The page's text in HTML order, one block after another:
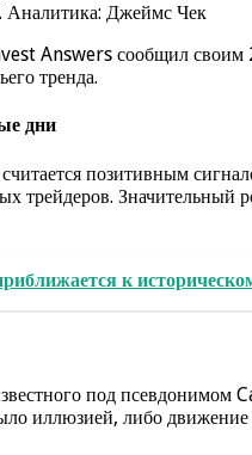
Аналитика: Джеймс Чек
Answers сообщил своим
тренда.
дни
позитивным
трейдеров. Значительный
к
под псевдонимом
иллюзией, либо